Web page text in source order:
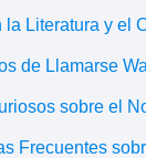
la Literatura y el
de Llamarse
sobre el
Frecuentes